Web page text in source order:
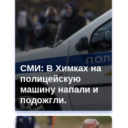
СМИ: В Химках на
полицейскую
машину напали и
подожгли.